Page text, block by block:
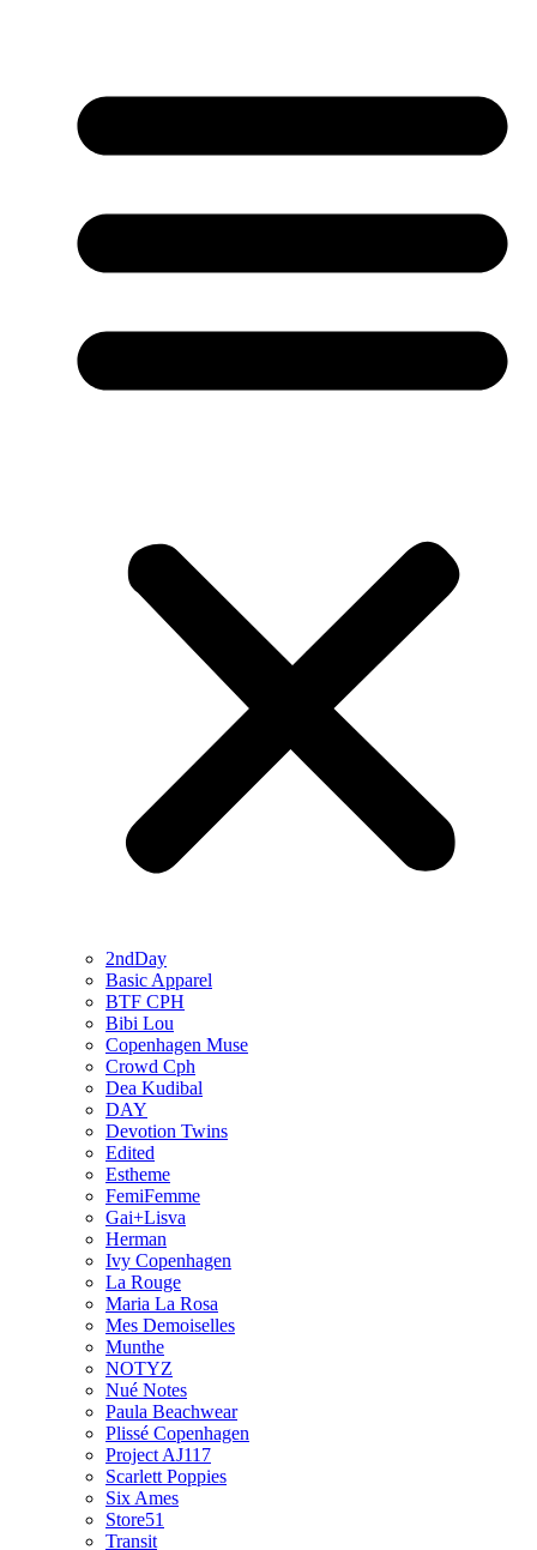
2ndDay
Basic Apparel
BTF CPH
Bibi Lou
Copenhagen Muse
Crowd Cph
Dea Kudibal
DAY
Devotion Twins
Edited
Estheme
FemiFemme
Gai+Lisva
Herman
Ivy Copenhagen
La Rouge
Maria La Rosa
Mes Demoiselles
Munthe
NOTYZ
Nué Notes
Paula Beachwear
Plissé Copenhagen
Project AJ117
Scarlett Poppies
Six Ames
Store51
Transit